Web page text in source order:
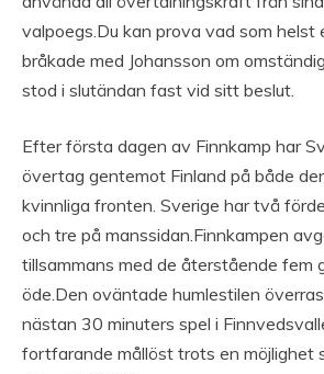
valpoegs.Du kan prova vad som helst
bråkade med Johansson om
stod i slutändan fast vid sitt beslut.
Efter första dagen av Finnkamp har
övertag gentemot Finland på både
kvinnliga fronten. Sverige har två
och tre på manssidan.Finnkampen
tillsammans med de återstående fem
öde.Den oväntade humlestilen
nästan 30 minuters spel i
fortfarande mållöst trots en möjlighet